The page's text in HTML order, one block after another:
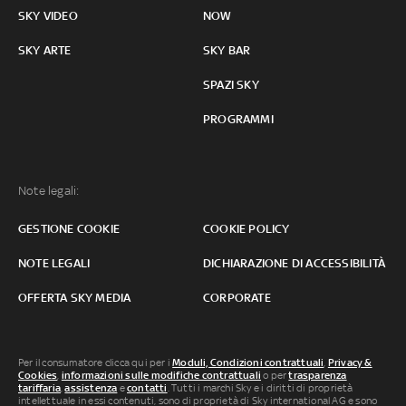
SKY VIDEO
SKY ARTE
NOW
SKY BAR
SPAZI SKY
PROGRAMMI
Note legali:
GESTIONE COOKIE COOKIE POLICY
NOTE LEGALI DICHIARAZIONE DI ACCESSIBILITÀ
OFFERTA SKY MEDIA CORPORATE
Per il consumatore clicca qui per iModuli, Condizioni contrattuali Privacy &
Cookies informazioni sulle modifiche contrattuali o pertrasparenza
tariffaria ,assistenza econtatti . Tutti i marchi Sky e i diritti di proprietà
intellettuale in essi contenuti, sono di proprietà di Sky international AG e sono